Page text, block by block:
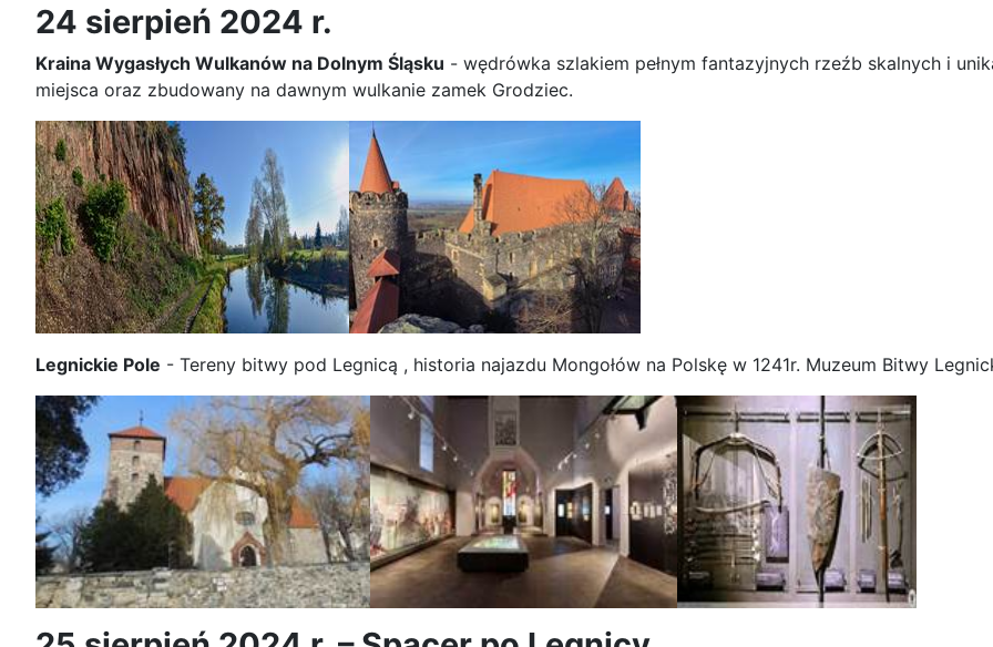
24 sierpień 2024 r.
Kraina Wygasłych Wulkanów na Dolnym Śląsku - wędrówka szlakiem pełnym fantazyjnych rzeźb skalnych i
miejsca oraz zbudowany na dawnym wulkanie zamek Grodziec.
Legnickie Pole - Tereny bitwy pod Legnicą , historia najazdu Mongołów na Polskę w 1241r. Muzeum Bitwy